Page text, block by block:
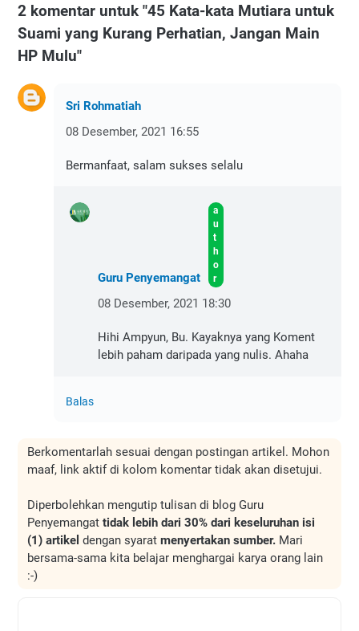
2 komentar untuk "45 Kata-kata Mutiara untuk
Suami yang Kurang Perhatian, Jangan Main
HP Mulu"
Sri Rohmatiah
08 Desember, 2021 16:55
Bermanfaat, salam sukses selalu
Guru Penyemangat
08 Desember, 2021 18:30
Hihi Ampyun, Bu. Kayaknya yang Koment
lebih paham daripada yang nulis. Ahaha
Balas
Berkomentarlah sesuai dengan postingan artikel. Mohon
maaf, link aktif di kolom komentar tidak akan disetujui.
Diperbolehkan mengutip tulisan di blog Guru
Penyemangat tidak lebih dari 30% dari keseluruhan isi
(1) artikel dengan syarat menyertakan sumber. Mari
bersama-sama kita belajar menghargai karya orang lain
:-)